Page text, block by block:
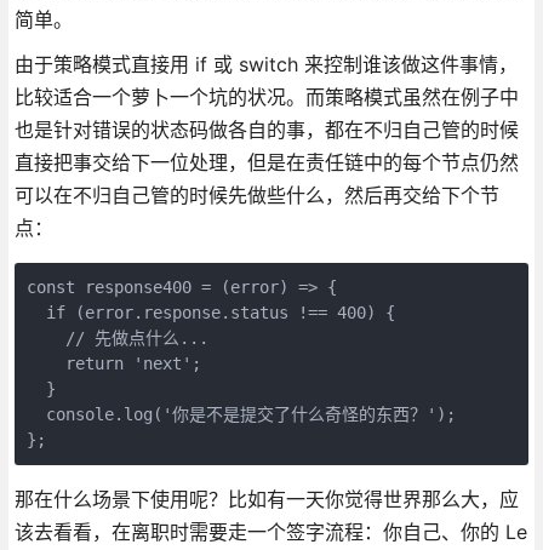
简单。
由于策略模式直接用 if 或 switch 来控制谁该做这件事情，
比较适合一个萝卜一个坑的状况。而策略模式虽然在例子中
也是针对错误的状态码做各自的事，都在不归自己管的时候
直接把事交给下一位处理，但是在责任链中的每个节点仍然
可以在不归自己管的时候先做些什么，然后再交给下个节
点：
const response400 = (error) => {
  if (error.response.status !== 400) {
    // 先做点什么...
    return 'next';
  }
  console.log('你是不是提交了什么奇怪的东西？');
};
那在什么场景下使用呢？比如有一天你觉得世界那么大，应
该去看看，在离职时需要走一个签字流程：你自己、你的 Le